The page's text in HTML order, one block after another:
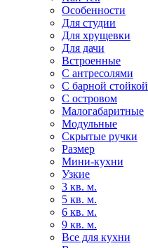
Особенности
Для студии
Для хрущевки
Для дачи
Встроенные
С антресолями
С барной стойкой
С островом
Малогабаритные
Модульные
Скрытые ручки
Размер
Мини-кухни
Узкие
3 кв. м.
5 кв. м.
6 кв. м.
9 кв. м.
Все для кухни